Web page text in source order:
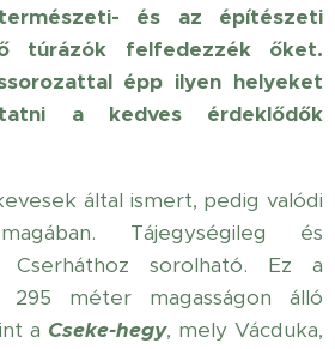
és az építészeti
túrázók felfedezzék őket.
épp ilyen helyeket
a kedves érdeklődők
által ismert, pedig valódi
Tájegységileg és
sorolható. Ez a
méter magasságon álló
a Cseke-hegy, mely Vácduka,